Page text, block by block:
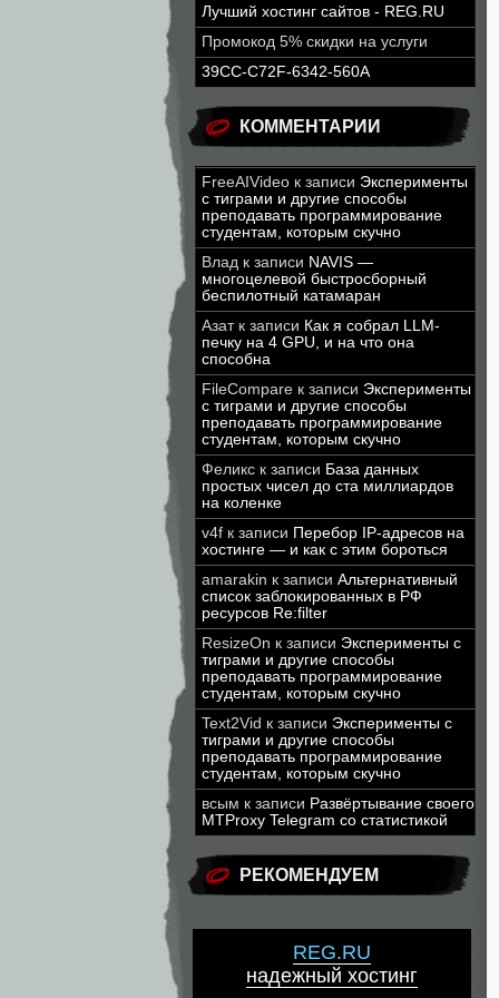
Лучший хостинг сайтов - REG.RU
Промокод 5% скидки на услуги
39CC-C72F-6342-560A
КОММЕНТАРИИ
FreeAIVideo к записи Эксперименты
с тиграми и другие способы
преподавать программирование
студентам, которым скучно
Влад к записи NAVIS —
многоцелевой быстросборный
беспилотный катамаран
Азатк записи Как я собрал LLM-
печку на 4 GPU, и на что она
способна
FileCompare к записи Эксперименты
с тиграми и другие способы
преподавать программирование
студентам, которым скучно
Феликс к записи База данных
простых чисел до ста миллиардов
на коленке
v4f к записи Перебор IP-адресов на
хостинге — и как с этим бороться
amarakin к записи Альтернативный
список заблокированных в РФ
ресурсов Re:filter
ResizeOn к записи Эксперименты с
тиграми и другие способы
преподавать программирование
студентам, которым скучно
Text2Vid к записи Эксперименты с
тиграми и другие способы
преподавать программирование
студентам, которым скучно
всым к записи Развёртывание своего
MTProxy Telegram со статистикой
РЕКОМЕНДУЕМ
REG.RU
надежный хостинг